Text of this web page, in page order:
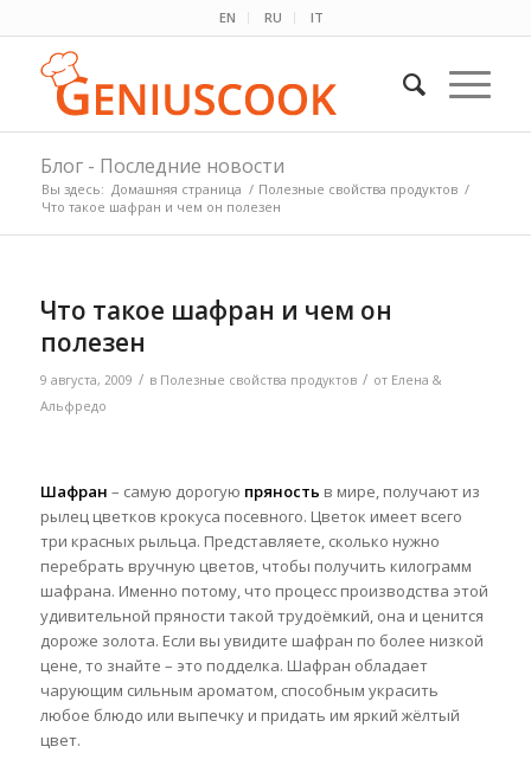
EN RU IT
Блог - Последние новости
Вы здесь: Домашняя страница / Полезные свойства продуктов /
Что такое шафран и чем он полезен
Что такое шафран и чем он
полезен
9 августа, 2009 / в Полезные свойства продуктов / от Елена &
Альфредо
Шафран – самую дорогую пряность в мире, получают из
рылец цветков крокуса посевного. Цветок имеет всего
три красных рыльца. Представляете, сколько нужно
перебрать вручную цветов, чтобы получить килограмм
шафрана. Именно потому, что процесс производства этой
удивительной пряности такой трудоёмкий, она и ценится
дороже золота. Если вы увидите шафран по более низкой
цене, то знайте – это подделка. Шафран обладает
чарующим сильным ароматом, способным украсить
любое блюдо или выпечку и придать им яркий жёлтый
цвет.